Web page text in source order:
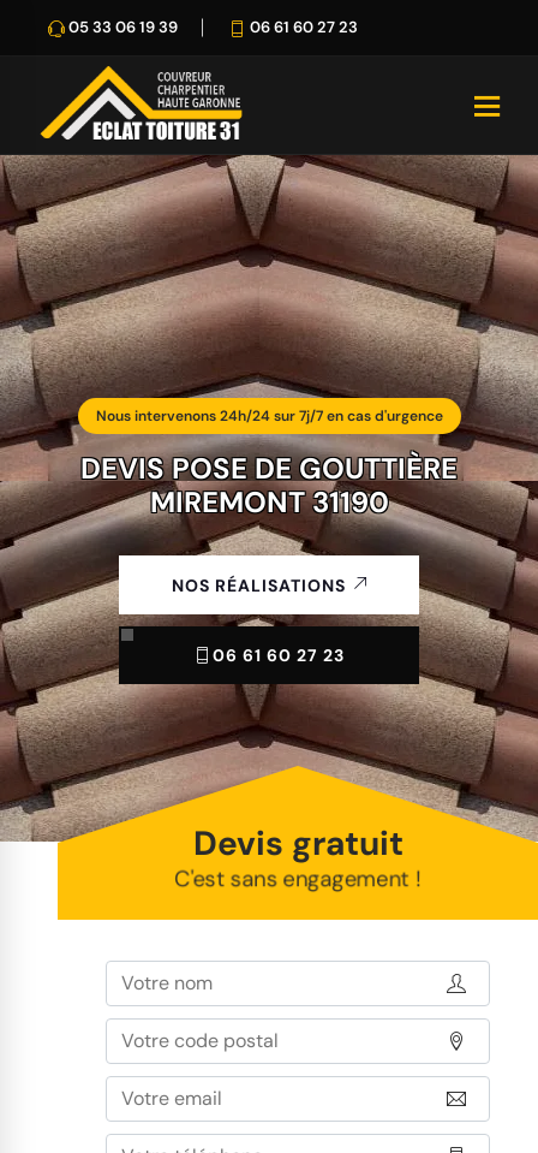
05 33 06 19 39 06 61 60 27 23
Nous intervenons 24h/24 sur 7j/7 en cas d'urgence
DEVIS POSE DE GOUTTIÈRE
MIREMONT 31190
NOS RÉALISATIONS
06 61 60 27 23
Devis gratuit
C'est sans engagement !